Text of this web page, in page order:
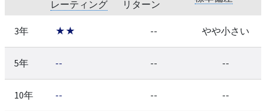
レーティング
リターン
3年 ★★ -- やや小さい
5年 -- -- --
10年 -- -- --